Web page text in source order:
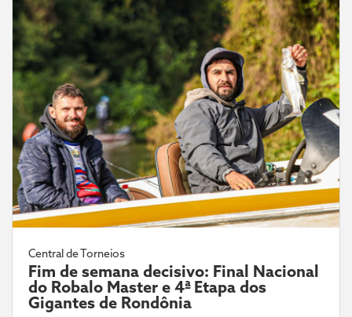
Central de Torneios
Fim de semana decisivo: Final Nacional
do Robalo Master e 4ª Etapa dos
Gigantes de Rondônia